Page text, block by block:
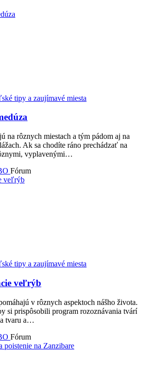
na rôznych miestach a tým pádom aj na
Ak sa chodíte ráno prechádzať na
vyplavenými…
Fórum
veľrýb
v rôznych aspektoch nášho života.
si prispôsobili program rozoznávania tvárí
tvaru a…
Fórum